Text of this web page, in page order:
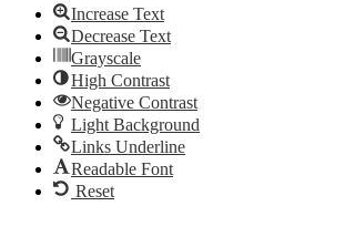
Increase Text
Decrease Text
Grayscale
High Contrast
Negative Contrast
Light Background
Links Underline
Readable Font
Reset